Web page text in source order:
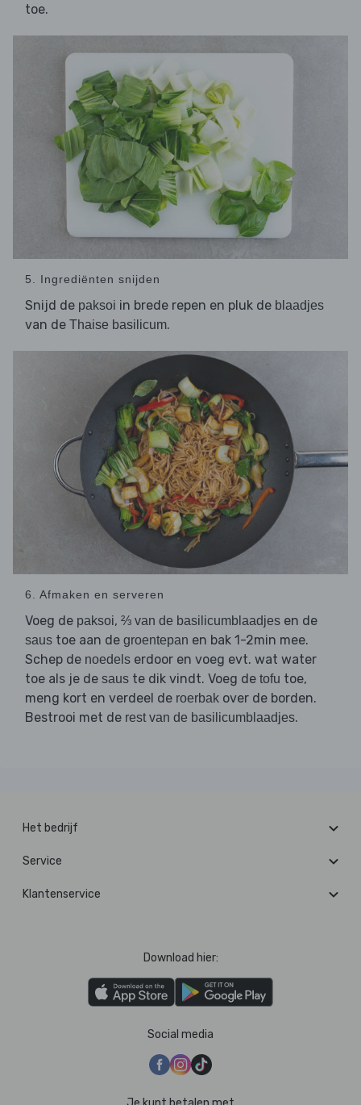
toe.
5. Ingrediënten snijden
Snijd de paksoi in brede repen en pluk de blaadjes
van de Thaise basilicum.
6. Afmaken en serveren
Voeg de paksoi, ⅔ van de basilicumblaadjes en de
saus toe aan de groentepan en bak 1-2min mee.
Schep de noedels erdoor en voeg evt. wat water
toe als je de saus te dik vindt. Voeg de tofu toe,
meng kort en verdeel de roerbak over de borden.
Bestrooi met de rest van de basilicumblaadjes.
Het bedrijf
Service
Klantenservice
Download hier:
Social media